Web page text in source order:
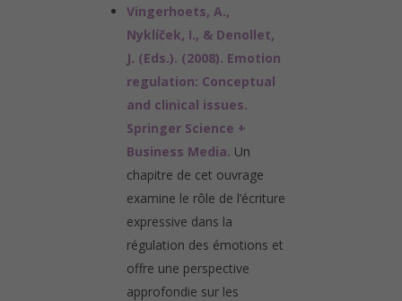
Vingerhoets, A.,
Nyklíček, I., & Denollet,
J. (Eds.). (2008). Emotion
regulation: Conceptual
and clinical issues.
Springer Science +
Business Media. Un
chapitre de cet ouvrage
examine le rôle de l’écriture
expressive dans la
régulation des émotions et
offre une perspective
approfondie sur les